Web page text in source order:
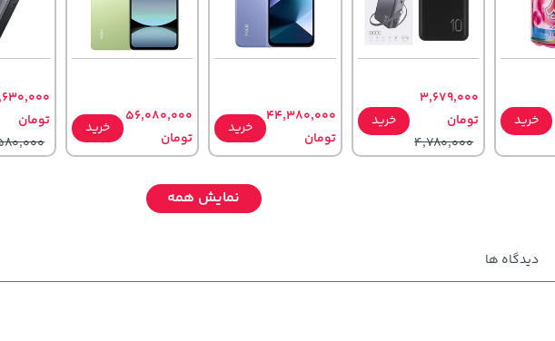
خرید
3,679,000
تومان
4,780,000
خرید
44,380,000
تومان
خرید
56,080,000
تومان
خرید
تومان
نمایش همه
دیدگاه ها